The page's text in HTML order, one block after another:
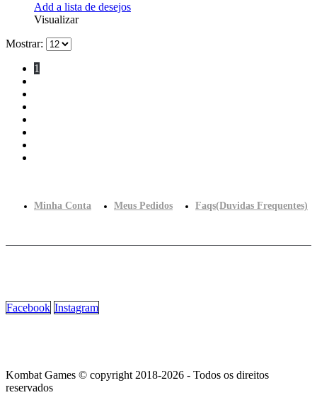
Add a lista de desejos
Visualizar
Mostrar:
1
Minha Conta Meus Pedidos Faqs(Duvidas Frequentes)
Facebook Instagram
Kombat Games © copyright 2018-2026 - Todos os direitos
reservados